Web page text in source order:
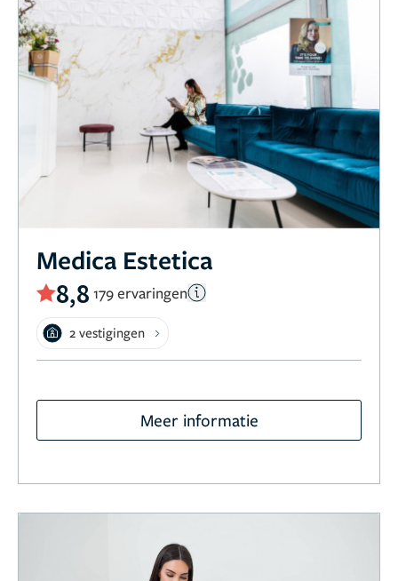
Medica Estetica
8,8 179 ervaringen
2 vestigingen
Meer informatie